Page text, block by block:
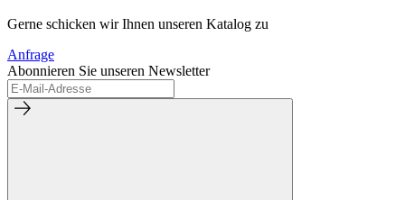
Gerne schicken wir Ihnen unseren Katalog zu
Anfrage
Abonnieren Sie unseren Newsletter